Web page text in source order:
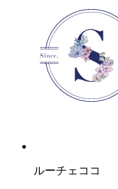
ルーチェココ